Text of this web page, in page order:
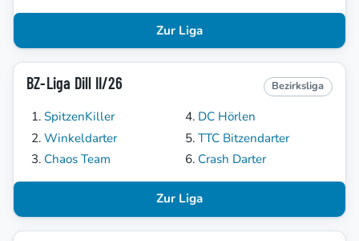
Zur Liga
BZ-Liga Dill II/26 Bezirksliga
SpitzenKiller
Winkeldarter
Chaos Team
DC Hörlen
TTC Bitzendarter
Crash Darter
Zur Liga